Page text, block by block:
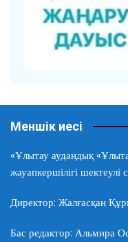
Меншік иесі
«Ұлытау аудандық
жауапкершілігі шектеулі
Директор: Жалғасқан
Бас редактор: Альмира